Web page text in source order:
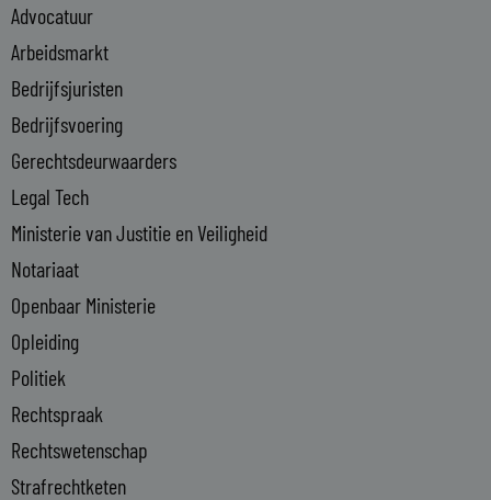
d
i
n
-
i
n
Advocatuur
Arbeidsmarkt
Bedrijfsjuristen
Bedrijfsvoering
Gerechtsdeurwaarders
Legal Tech
Ministerie van Justitie en Veiligheid
Notariaat
Openbaar Ministerie
Opleiding
Politiek
Rechtspraak
Rechtswetenschap
Strafrechtketen